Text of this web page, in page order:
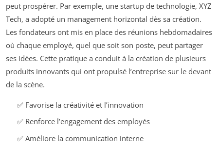
peut prospérer. Par exemple, une startup de technologie, XYZ
Tech, a adopté un management horizontal dès sa création.
Les fondateurs ont mis en place des réunions hebdomadaires
où chaque employé, quel que soit son poste, peut partager
ses idées. Cette pratique a conduit à la création de plusieurs
produits innovants qui ont propulsé l’entreprise sur le devant
de la scène.
✅ Favorise la créativité et l’innovation
✅ Renforce l’engagement des employés
✅ Améliore la communication interne